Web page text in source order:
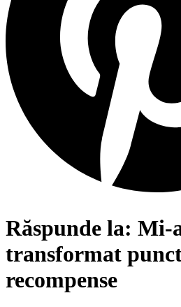
Răspunde la: Mi-
transformat
recompense